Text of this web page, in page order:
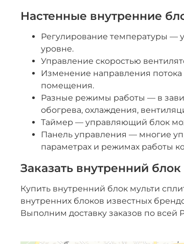
Настенные внутренние
Регулирование температуры —
уровне.
Управление скоростью
Изменение направления
помещения.
Разные режимы работы — в
обогрева, охлаждения,
Таймер — управляющий блок
Панель управления — многие
параметрах и режимах работы
Заказать внутренний
Купить внутренний блок мульти
внутренних блоков известных
Выполним доставку заказов по всей